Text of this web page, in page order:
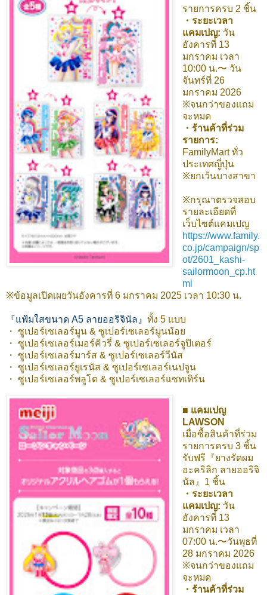
รายการครบ 2 ชิ้น
・ระยะเวลา
แคมเปญ: วัน
อังคารที่ 13
มกราคม เวลา
10:00 น.〜 วัน
จันทร์ที่ 26
มกราคม 2026
※จนกว่าของแถม
จะหมด
・ร้านค้าที่ร่วม
รายการ:
FamilyMart ทั่ว
ประเทศญี่ปุ่น
※ยกเว้นบางสาขา
※กรุณาตรวจสอบ
รายละเอียดที่
เว็บไซต์แคมเปญ
https://www.family.
co.jp/campaign/sp
ot/2601_kashi-
sailormoon_cp.ht
ml
※ข้อมูลเปิดเผยวันอังคารที่ 6 มกราคม 2025 เวลา 10:30 น.
『แฟ้มใสขนาด A5 ลายออริจินัล』 ทั้ง 5 แบบ
・ ซูเปอร์เซเลอร์มูน & ซูเปอร์เซเลอร์มูนน้อย
・ ซูเปอร์เซเลอร์เมอร์คิวรี่ & ซูเปอร์เซเลอร์จูปิเตอร์
・ ซูเปอร์เซเลอร์มาร์ส & ซูเปอร์เซเลอร์วีนัส
・ ซูเปอร์เซเลอร์ยูเรนัส & ซูเปอร์เซเลอร์เนปจูน
・ ซูเปอร์เซเลอร์พลูโต & ซูเปอร์เซเลอร์แซทเทิร์น
■ แคมเปญ
LAWSON
เมื่อซื้อสินค้าที่ร่วม
รายการครบ 3 ชิ้น
รับฟรี『ยางรัดผม
อะคริลิก ลายออริจิ
นัล』1 ชิ้น
・ระยะเวลา
แคมเปญ: วัน
อังคารที่ 13
มกราคม เวลา
07:00 น.〜วันพุธที่
28 มกราคม 2026
※จนกว่าของแถม
จะหมด
・ร้านค้าที่ร่วม